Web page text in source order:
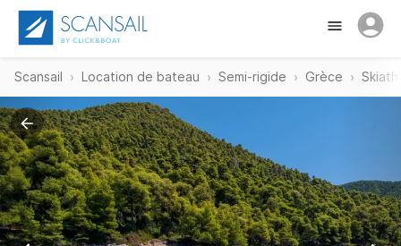
Scansail Location de bateau Semi-rigide Grèce